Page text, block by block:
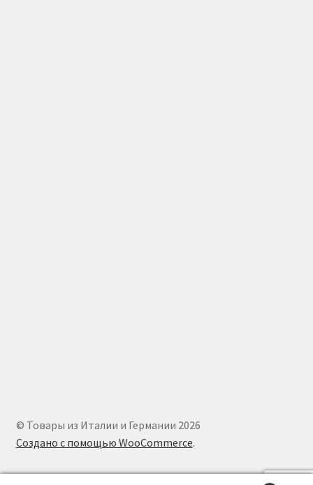
© Товары из Италии и Германии 2026
Создано с помощью WooCommerce.